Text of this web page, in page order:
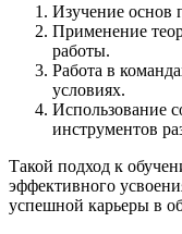
Изучение основ
Применение
работы.
Работа в
условиях.
Использование
инструментов
Такой подход к
эффективного
успешной карьеры в